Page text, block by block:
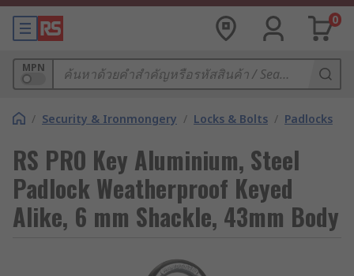
0
MPN
/ Security & Ironmongery / Locks & Bolts / Padlocks
RS PRO Key Aluminium, Steel
Padlock Weatherproof Keyed
Alike, 6 mm Shackle, 43mm Body